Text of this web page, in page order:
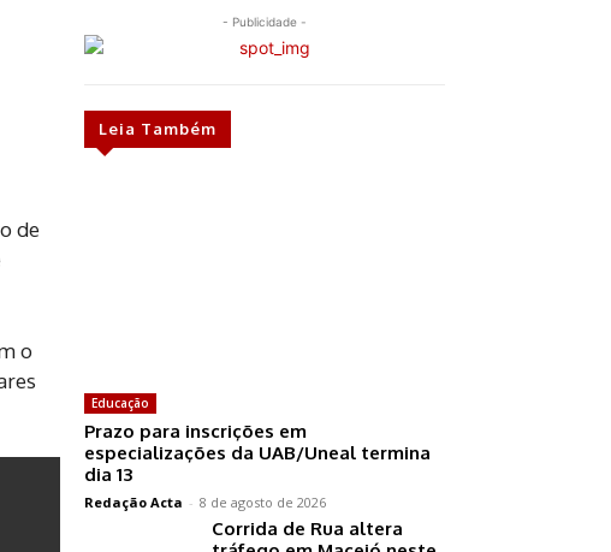
de
o
- Publicidade -
Leia Também
Educação
Prazo para inscrições em
especializações da UAB/Uneal termina
dia 13
Redação Acta - 8 de agosto de 2026
Corrida de Rua altera